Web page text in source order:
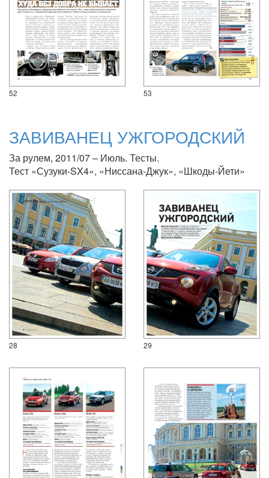
52 53
ЗАВИВАНЕЦ УЖГОРОДСКИЙ
За рулем, 2011/07 – Июль. Тесты.
Тест «Сузуки-SX4», «Ниссана-Джук», «Шкоды-Йети»
28 29